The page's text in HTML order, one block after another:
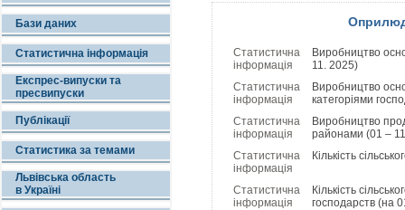
Бази даних
Статистична інформація
Експрес-випуски та
пресвипуски
Публікації
Статистика за темами
Львівська область
в Україні
Статистична
інформація
Виробництво
11. 2025)
Статистична
інформація
Виробництво
категоріями
Статистична
інформація
Виробництво
районами (01 –
Статистична
інформація
Кількість
Статистична
інформація
Кількість
господарств (на